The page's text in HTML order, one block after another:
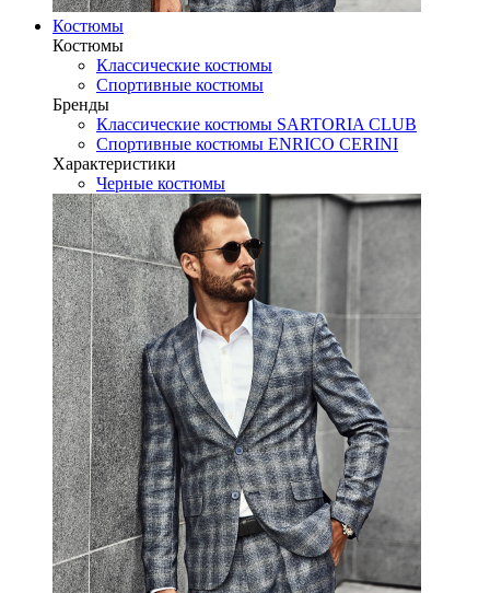
Костюмы
Костюмы
Классические костюмы
Спортивные костюмы
Бренды
Классические костюмы SARTORIA CLUB
Спортивные костюмы ENRICO CERINI
Характеристики
Черные костюмы